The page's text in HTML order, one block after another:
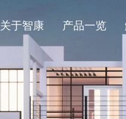
关于智康 产品一览